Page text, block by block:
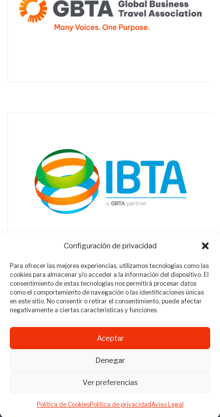
Configuración de privacidad
Para ofrecer las mejores experiencias, utilizamos tecnologías como las
cookies para almacenar y/o acceder a la información del dispositivo. El
consentimiento de estas tecnologías nos permitirá procesar datos
como el comportamiento de navegación o las identificaciones únicas
en este sitio. No consentir o retirar el consentimiento, puede afectar
negativamente a ciertas características y funciones.
Aceptar
Denegar
Ver preferencias
Política de CookiesPolítica de privacidadAviso Legal
Revista Travel Manager © 2012 - 2026
Todos los derechos reservados.